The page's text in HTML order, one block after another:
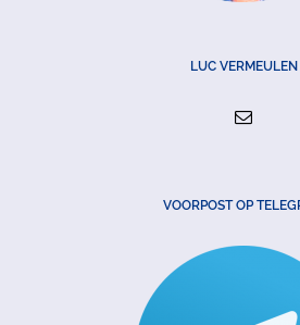
LUC VERMEULEN
VOORPOST OP